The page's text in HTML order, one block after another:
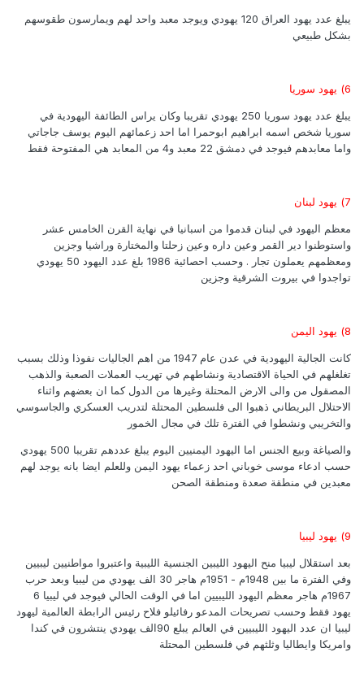
يبلغ عدد يهود العراق 120 يهودي ويوجد معبد واحد لهم ويمارسون طقوسهم
بشكل طبيعي
6) يهود سوريا
يبلغ عدد يهود سوريا 250 يهودي تقريبا وكان يراس الطائفة اليهودية في
سوريا شخص اسمه ابراهيم ابوحمرا اما احد زعمائهم اليوم يوسف جاجاتي
واما معابدهم فيوجد في دمشق 22 معبد و4 من المعابد هي المفتوحة فقط
7) يهود لبنان
معظم اليهود في لبنان قدموا من اسبانيا في نهاية القرن الخامس عشر
واستوطنوا دير القمر وعين داره وعين زحلتا والمختارة وراشيا وجزين
ومعظمهم يعملون تجار . وحسب احصائية 1986 بلغ عدد اليهود 50 يهودي
تواجدوا في بيروت الشرقية وجزين
8) يهود اليمن
كانت الجالية اليهودية في عدن عام 1947 من اهم الجاليات نفوذا وذلك بسبب
تغلغلهم في الحياة الاقتصادية ونشاطهم في تهريب العملات الصعبة والذهب
المصقول من والى الارض المحتلة وغيرها من الدول كما ان بعضهم واثناء
الاحتلال البريطاني ذهبوا الى فلسطين المحتلة لتدريب العسكري والجاسوسي
والتخريبي ونشطوا في الفترة تلك في مجال الخمور
والصياغة وبيع الجنس اما اليهود اليمنيين اليوم يبلغ عددهم تقريبا 500 يهودي
حسب ادعاء موسى خوباني احد زعماء يهود اليمن وللعلم ايضا بانه يوجد لهم
معبدين في منطقة صعدة ومنطقة الصحن
9) يهود ليبيا
بعد استقلال ليبيا منح اليهود الليبين الجنسية الليبية واعتبروا مواطنيين ليبيين
وفي الفترة ما بين 1948م - 1951م هاجر 30 الف يهودي من ليبيا وبعد حرب
1967م هاجر معظم اليهود الليبيين اما في الوقت الحالي فيوجد في ليبيا 6
يهود فقط وحسب تصريحات المدعو رفائيلو فلاح رئيس الرابطة العالمية ليهود
ليبيا ان عدد اليهود الليبيين في العالم يبلع 90الف يهودي ينتشرون في كندا
وامريكا وايطاليا وثلثهم في فلسطين المحتلة